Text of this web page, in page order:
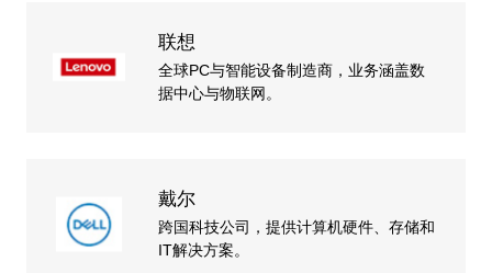
联想
全球PC与智能设备制造商，业务涵盖数
据中心与物联网。
戴尔
跨国科技公司，提供计算机硬件、存储和
IT解决方案。